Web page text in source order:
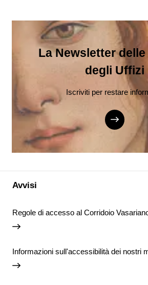
La Newsletter
degli Uffizi
Iscriviti per restare
Avvisi
Regole di accesso al Corridoio
Informazioni sull'accessibilità dei nostri